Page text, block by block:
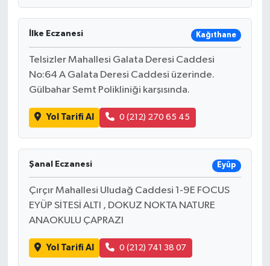
İlke Eczanesi Kağıthane
Telsizler Mahallesi Galata Deresi Caddesi
No:64 A Galata Deresi Caddesi üzerinde.
Gülbahar Semt Polikliniği karşısında.
Yol Tarifi Al 0 (212) 270 65 45
Şanal Eczanesi Eyüp
Çırçır Mahallesi Uludağ Caddesi 1-9E FOCUS
EYÜP SİTESİ ALTI , DOKUZ NOKTA NATURE
ANAOKULU ÇAPRAZI
Yol Tarifi Al 0 (212) 741 38 07